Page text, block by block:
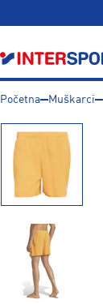
Početna Muškarci